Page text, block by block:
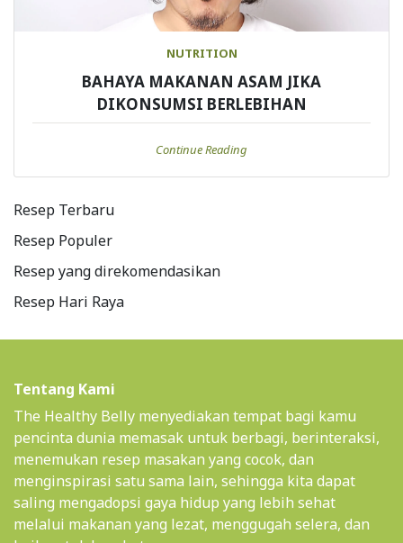
NUTRITION
BAHAYA MAKANAN ASAM JIKA
DIKONSUMSI BERLEBIHAN
Continue Reading
Resep Terbaru
Resep Populer
Resep yang direkomendasikan
Resep Hari Raya
Tentang Kami
The Healthy Belly menyediakan tempat bagi kamu
pencinta dunia memasak untuk berbagi, berinteraksi,
menemukan resep masakan yang cocok, dan
menginspirasi satu sama lain, sehingga kita dapat
saling mengadopsi gaya hidup yang lebih sehat
melalui makanan yang lezat, menggugah selera, dan